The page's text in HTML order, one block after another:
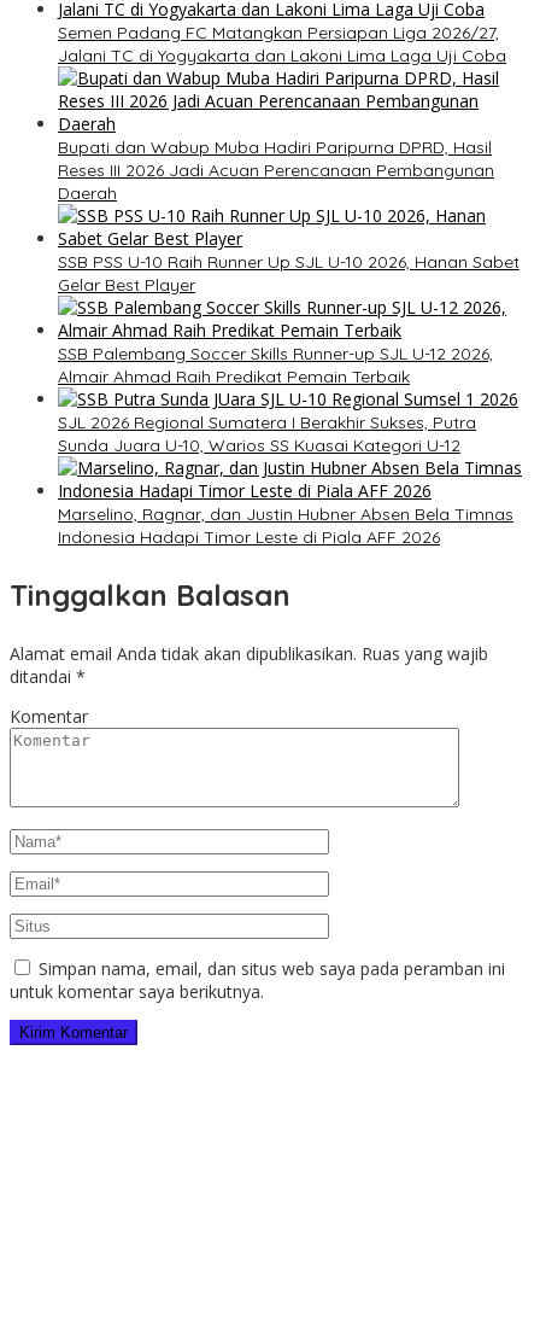
Semen Padang FC Matangkan Persiapan Liga 2026/27,
Jalani TC di Yogyakarta dan Lakoni Lima Laga Uji Coba
Bupati dan Wabup Muba Hadiri Paripurna DPRD, Hasil
Reses III 2026 Jadi Acuan Perencanaan Pembangunan
Daerah
SSB PSS U-10 Raih Runner Up SJL U-10 2026, Hanan Sabet
Gelar Best Player
SSB Palembang Soccer Skills Runner-up SJL U-12 2026,
Almair Ahmad Raih Predikat Pemain Terbaik
SJL 2026 Regional Sumatera I Berakhir Sukses, Putra
Sunda Juara U-10, Warios SS Kuasai Kategori U-12
Marselino, Ragnar, dan Justin Hubner Absen Bela Timnas
Indonesia Hadapi Timor Leste di Piala AFF 2026
Tinggalkan Balasan
Alamat email Anda tidak akan dipublikasikan. Ruas yang wajib
ditandai *
Komentar
Simpan nama, email, dan situs web saya pada peramban ini
untuk komentar saya berikutnya.